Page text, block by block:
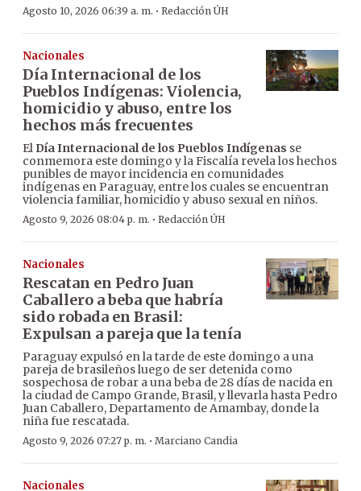
Agosto 10, 2026 06:39 a. m. · Redacción ÚH
Nacionales
Día Internacional de los
Pueblos Indígenas: Violencia,
homicidio y abuso, entre los
hechos más frecuentes
El Día Internacional de los Pueblos Indígenas se
conmemora este domingo y la Fiscalía revela los hechos
punibles de mayor incidencia en comunidades
indígenas en Paraguay, entre los cuales se encuentran
violencia familiar, homicidio y abuso sexual en niños.
Agosto 9, 2026 08:04 p. m. · Redacción ÚH
Nacionales
Rescatan en Pedro Juan
Caballero a beba que habría
sido robada en Brasil:
Expulsan a pareja que la tenía
Paraguay expulsó en la tarde de este domingo a una
pareja de brasileños luego de ser detenida como
sospechosa de robar a una beba de 28 días de nacida en
la ciudad de Campo Grande, Brasil, y llevarla hasta Pedro
Juan Caballero, Departamento de Amambay, donde la
niña fue rescatada.
Agosto 9, 2026 07:27 p. m. · Marciano Candia
Nacionales